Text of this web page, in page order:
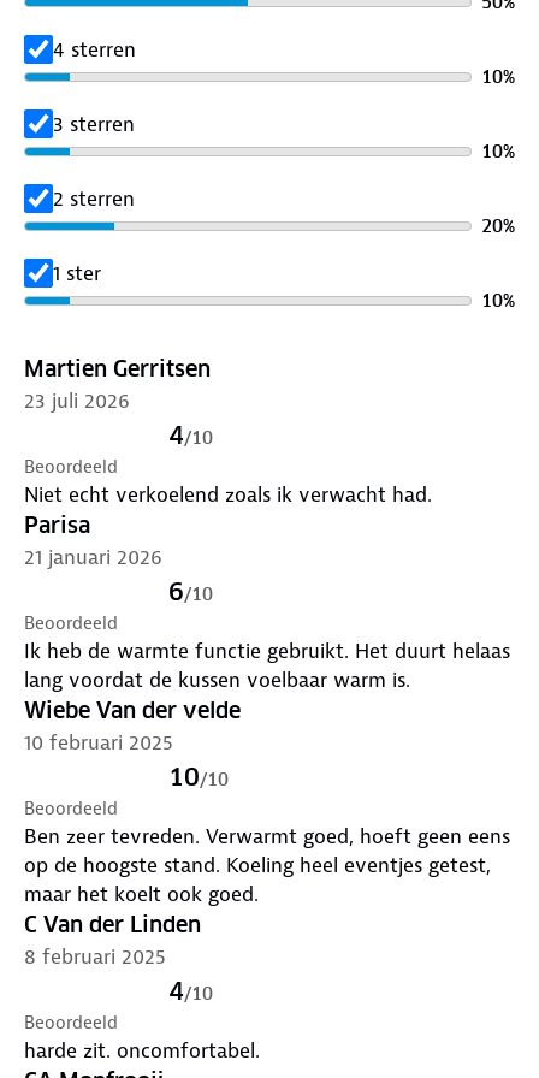
4 sterren
10%
3 sterren
10%
2 sterren
20%
1 ster
10%
Martien Gerritsen
23 juli 2026
4/10
Beoordeeld
Niet echt verkoelend zoals ik verwacht had.
Parisa
21 januari 2026
6/10
Beoordeeld
Ik heb de warmte functie gebruikt. Het duurt helaas
lang voordat de kussen voelbaar warm is.
Wiebe Van der velde
10 februari 2025
10/10
Beoordeeld
Ben zeer tevreden. Verwarmt goed, hoeft geen eens
op de hoogste stand. Koeling heel eventjes getest,
maar het koelt ook goed.
C Van der Linden
8 februari 2025
4/10
Beoordeeld
harde zit. oncomfortabel.